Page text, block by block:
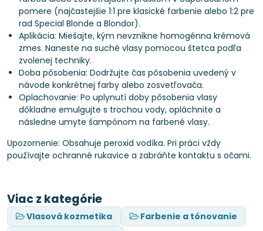
pomere (najčastejšie 1:1 pre klasické farbenie alebo 1:2 pre
rad Special Blonde a Blondor).
Aplikácia: Miešajte, kým nevznikne homogénna krémová
zmes. Naneste na suché vlasy pomocou štetca podľa
zvolenej techniky.
Doba pôsobenia: Dodržujte čas pôsobenia uvedený v
návode konkrétnej farby alebo zosvetľovača.
Oplachovanie: Po uplynutí doby pôsobenia vlasy
dôkladne emulgujte s trochou vody, opláchnite a
následne umyte šampónom na farbené vlasy.
Upozornenie: Obsahuje peroxid vodíka. Pri práci vždy
používajte ochranné rukavice a zabráňte kontaktu s očami.
Viac z kategórie
Vlasová kozmetika
Farbenie a tónovanie